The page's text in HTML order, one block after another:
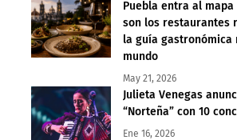
Puebla entra al
son los restaurantes
la guía gastronómica
mundo
May 21, 2026
Julieta Venegas
“Norteña” con 10
Ene 16, 2026